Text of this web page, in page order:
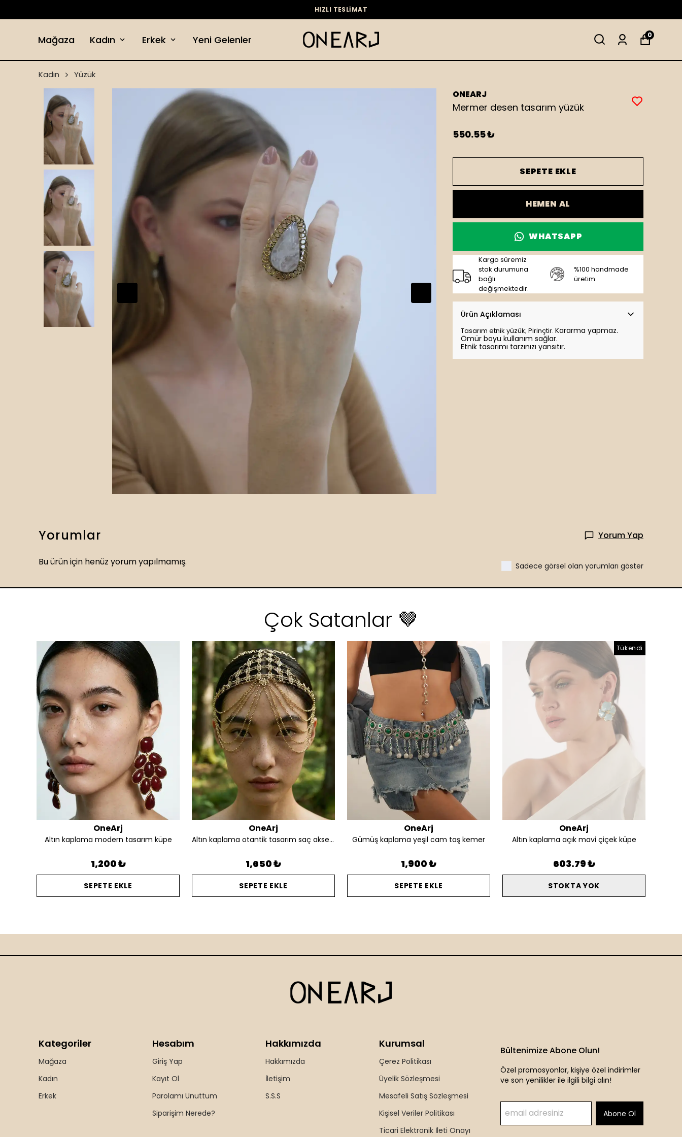
HIZLI TESLİMAT
Mağaza Kadın Erkek Yeni Gelenler 0
Kadın Yüzük
ONEARJ
Mermer desen tasarım yüzük
550.55 ₺
SEPETE EKLE
HEMEN AL
WHATSAPP
Kargo süremiz
stok durumuna
bağlı
değişmektedir.
%100 handmade
üretim
Ürün Açıklaması
Tasarım etnik yüzük; Pirinçtir. Kararma yapmaz.
Ömür boyu kullanım sağlar.
Etnik tasarımı tarzınızı yansıtır.
Yorumlar Yorum Yap
Bu ürün için henüz yorum yapılmamış. Sadece görsel olan yorumları göster
Çok Satanlar 🤎
OneArj
Altın kaplama modern tasarım küpe
1,200 ₺
SEPETE EKLE
OneArj
Altın kaplama otantik tasarım saç aksesuarı
1,650 ₺
SEPETE EKLE
OneArj
Gümüş kaplama yeşil cam taş kemer
1,900 ₺
SEPETE EKLE
Tükendi
OneArj
Altın kaplama açık mavi çiçek küpe
603.79 ₺
STOKTA YOK
Kategoriler
Mağaza
Kadın
Erkek
Hesabım
Giriş Yap
Kayıt Ol
Parolamı Unuttum
Siparişim Nerede?
Hakkımızda
Hakkımızda
İletişim
S.S.S
Kurumsal
Çerez Politikası
Üyelik Sözleşmesi
Mesafeli Satış Sözleşmesi
Kişisel Veriler Politikası
Ticari Elektronik İleti Onayı
Bültenimize Abone Olun!
Özel promosyonlar, kişiye özel indirimler
ve son yenilikler ile ilgili bilgi alın!
Abone Ol